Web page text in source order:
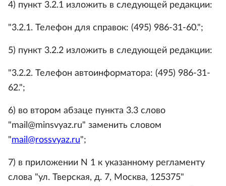
4) пункт 3.2.1 изложить в следующей редакции:
"3.2.1. Телефон для справок: (495) 986-31-60.";
5) пункт 3.2.2 изложить в следующей редакции:
"3.2.2. Телефон автоинформатора: (495) 986-31-
62.";
6) во втором абзаце пункта 3.3 слово
"mail@minsvyaz.ru" заменить словом
"mail@rossvyaz.ru";
7) в приложении N 1 к указанному регламенту
слова "ул. Тверская, д. 7, Москва, 125375"